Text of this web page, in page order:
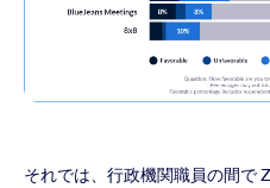
それでは、行政機関職員の間で